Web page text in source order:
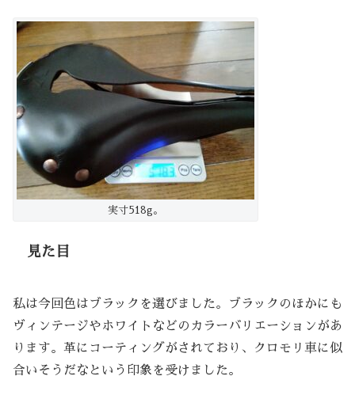
実寸518g。
見た目
私は今回色はブラックを選びました。ブラックのほかにも
ヴィンテージやホワイトなどのカラーバリエーションがあ
ります。革にコーティングがされており、クロモリ車に似
合いそうだなという印象を受けました。